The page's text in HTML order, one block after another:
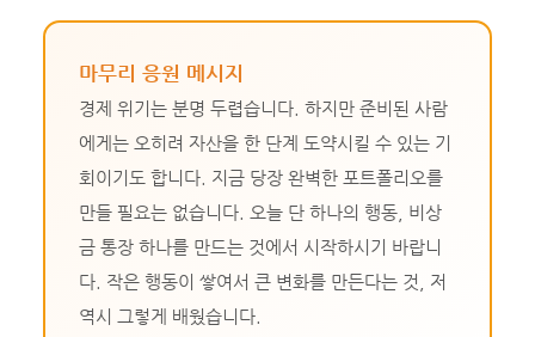
마무리 응원 메시지
경제 위기는 분명 두렵습니다. 하지만 준비된 사람
에게는 오히려 자산을 한 단계 도약시킬 수 있는 기
회이기도 합니다. 지금 당장 완벽한 포트폴리오를
만들 필요는 없습니다. 오늘 단 하나의 행동, 비상
금 통장 하나를 만드는 것에서 시작하시기 바랍니
다. 작은 행동이 쌓여서 큰 변화를 만든다는 것, 저
역시 그렇게 배웠습니다.